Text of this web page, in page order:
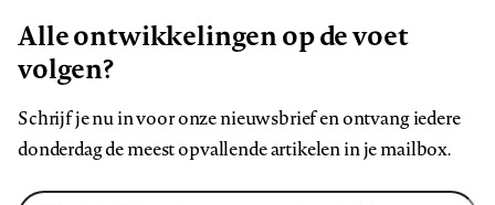
Alle ontwikkelingen op de voet
volgen?
Schrijf je nu in voor onze nieuwsbrief en ontvang iedere
donderdag de meest opvallende artikelen in je mailbox.